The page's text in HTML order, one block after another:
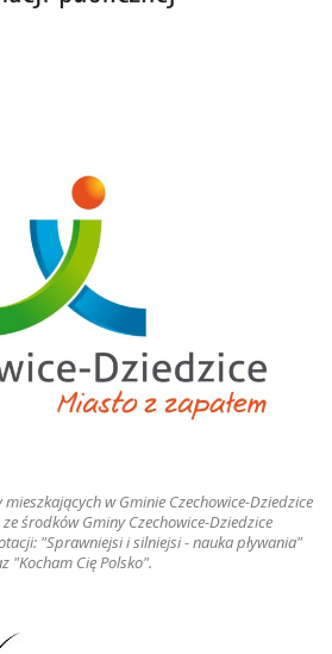
w Gminie Czechowice-Dziedzice
środków Gminy Czechowice-Dziedzice
"Sprawniejsi i silniejsi - nauka pływania"
"Kocham Cię Polsko".